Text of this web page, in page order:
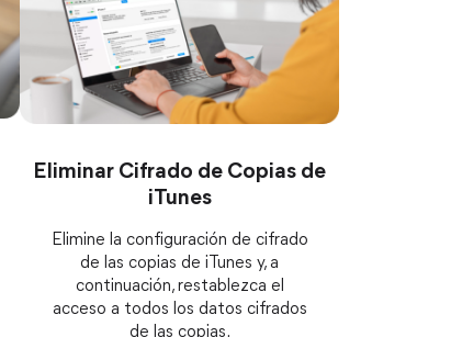
Eliminar Cifrado de Copias de
iTunes
Elimine la configuración de cifrado
de las copias de iTunes y, a
continuación, restablezca el
acceso a todos los datos cifrados
de las copias.